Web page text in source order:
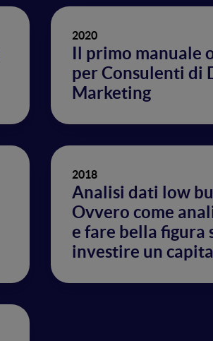
2020
Il primo manuale
per Consulenti di
Marketing
2018
Analisi dati low
Ovvero come
e fare bella figura
investire un